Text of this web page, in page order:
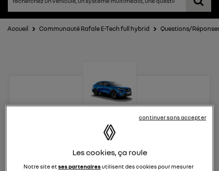
Accueil Communauté Rafale E-Tech full hybrid Questions/
Rafale E-Tech full hybrid
Hybride RENAULT
membres
Les cookies, ça roule
Notre site etses partenairesutilisent des cookies pour mesurer
continuer sans accepter